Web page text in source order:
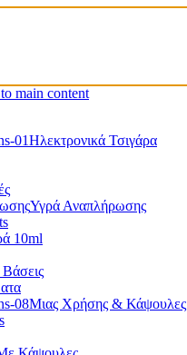
main content
Ηλεκτρονικά Τσιγάρα
Υγρά Αναπλήρωσης
10ml
Βάσεις
Μιας Χρήσης & Κάψουλες